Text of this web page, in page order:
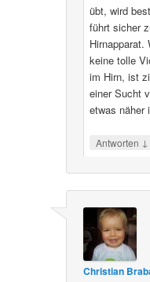
übt, wird
führt sicher
Hirnapparat.
keine tolle
im Hirn, ist
einer Sucht
etwas näher
Antworten ↓
Christian